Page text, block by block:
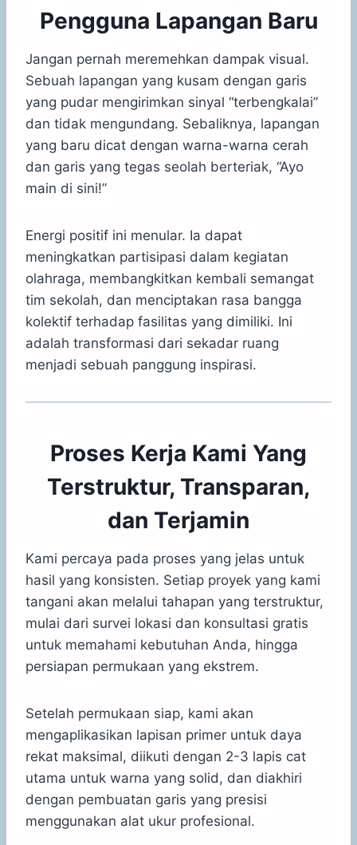
Pengguna Lapangan Baru
Jangan pernah meremehkan dampak visual.
Sebuah lapangan yang kusam dengan garis
yang pudar mengirimkan sinyal “terbengkalai”
dan tidak mengundang. Sebaliknya, lapangan
yang baru dicat dengan warna-warna cerah
dan garis yang tegas seolah berteriak, “Ayo
main di sini!”
Energi positif ini menular. Ia dapat
meningkatkan partisipasi dalam kegiatan
olahraga, membangkitkan kembali semangat
tim sekolah, dan menciptakan rasa bangga
kolektif terhadap fasilitas yang dimiliki. Ini
adalah transformasi dari sekadar ruang
menjadi sebuah panggung inspirasi.
Proses Kerja Kami Yang
Terstruktur, Transparan,
dan Terjamin
Kami percaya pada proses yang jelas untuk
hasil yang konsisten. Setiap proyek yang kami
tangani akan melalui tahapan yang terstruktur,
mulai dari survei lokasi dan konsultasi gratis
untuk memahami kebutuhan Anda, hingga
persiapan permukaan yang ekstrem.
Setelah permukaan siap, kami akan
mengaplikasikan lapisan primer untuk daya
rekat maksimal, diikuti dengan 2-3 lapis cat
utama untuk warna yang solid, dan diakhiri
dengan pembuatan garis yang presisi
menggunakan alat ukur profesional.